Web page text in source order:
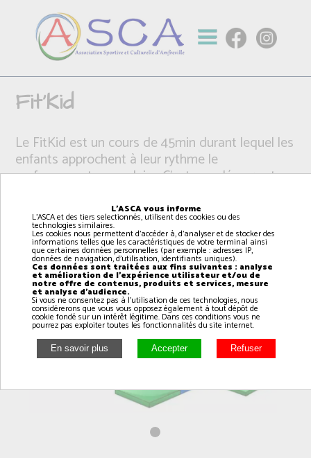
Fit'Kid
Le FitKid est un cours de 45min durant lequel les
enfants approchent à leur rythme le
renforcement musculaire. C’est une découverte
circuits et des exercices de musculation adaptés
à leurs âges.
L'ASCA vous informe
L'ASCA et des tiers selectionnés, utilisent des cookies ou des
technologies similaires.
Les cookies nous permettent d'accéder à, d'analyser et de stocker des
informations telles que les caractéristiques de votre terminal ainsi
que certaines données personnelles (par exemple : adresses IP,
données de navigation, d'utilisation, identifiants uniques).
Ces données sont traitées aux fins suivantes : analyse
et amélioration de l'expérience utilisateur et/ou de
notre offre de contenus, produits et services, mesure
et analyse d'audience.
Si vous ne consentez pas à l'utilisation de ces technologies, nous
considérerons que vous vous opposez également à tout dépôt de
cookie fondé sur un intérêt légitime. Dans ces conditions vous ne
pourrez pas exploiter toutes les fonctionnalités du site internet.